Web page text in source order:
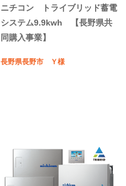
ニチコン トライブリッド蓄電
システム9.9kwh 【長野県共
同購入事業】
長野県長野市 Ｙ様